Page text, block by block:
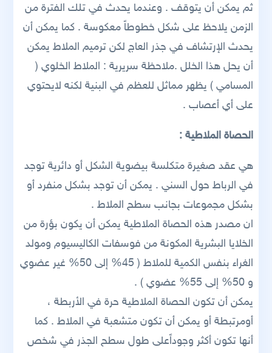
ثم يمكن أن يتوقف . وعندما يحدث في تلك الفترة من
الزمن يلاحظ على شكل خطوطاً معكوسة . كما يمكن أن
يحدث الإرتشاف في جذر العاج لكن ترميم الملاط يمكن
أن يحل هذا الخلل .ملاحظة سريرية : الملاط الخلوي (
المسامي ) يظهر مماثل للعظم في البنية لكنه لايحتوي
على أي أعصاب .
الحصاة الملاطية :
هي عقد صغيرة متكلسة بيضوية الشكل أو دائرية توجد
في الرباط حول السني . يمكن أن توجد بشكل منفرد أو
بشكل مجموعات بجانب سطح الملاط .
ان مصدر هذه الحصاة الملاطية يمكن أن يكون بؤرة من
الخلايا البشرية المكونة من فوسفات الكاليسيوم ومولد
الغراء بنفس الكمية للملاط ( 45% إلى 50% غير عضوي
و 50% إلى 55% عضوي ) .
يمكن أن تكون الحصاة الملاطية حرة في الأربطة ،
أومرتبطة أو يمكن أن تكون متشعبة في الملاط . كما
أنها تكون أكثر وجوداًعلى طول سطح الجذر في شخص